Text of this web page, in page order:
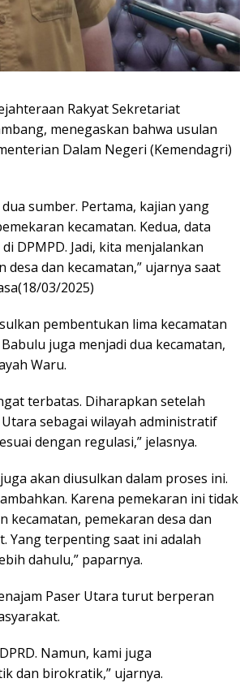
Rakyat Sekretariat
menegaskan bahwa usulan
Dalam Negeri (Kemendagri)
sumber. Pertama, kajian yang
kecamatan. Kedua, data
DPMPD. Jadi, kita menjalankan
dan kecamatan,” ujarnya saat
03/2025)
pembentukan lima kecamatan
juga menjadi dua kecamatan,
Waru.
terbatas. Diharapkan setelah
sebagai wilayah administratif
dengan regulasi,” jelasnya.
akan diusulkan dalam proses ini.
Karena pemekaran ini tidak
kecamatan, pemekaran desa dan
Yang terpenting saat ini adalah
dahulu,” paparnya.
Paser Utara turut berperan
Namun, kami juga
dan birokratik,” ujarnya.